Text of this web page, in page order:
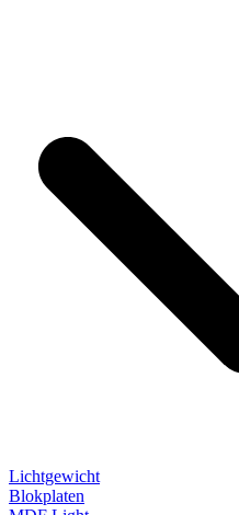
Lichtgewicht
Blokplaten